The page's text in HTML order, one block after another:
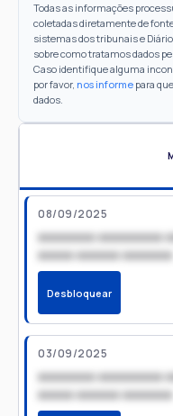
Todas as informações
coletadas diretamente de
sistemas dos tribunais e
sobre como tratamos dados
Caso identifique alguma
por favor, nos informe para
dados.
08/09/2025
xxxxxxxx xxxxxxxxx
xxxxx xxxxxx xxxxxxx
Desbloquear
03/09/2025
xxxxxxxx xxxxxxxxx
xxxxx xxxxxx xxxxxxx